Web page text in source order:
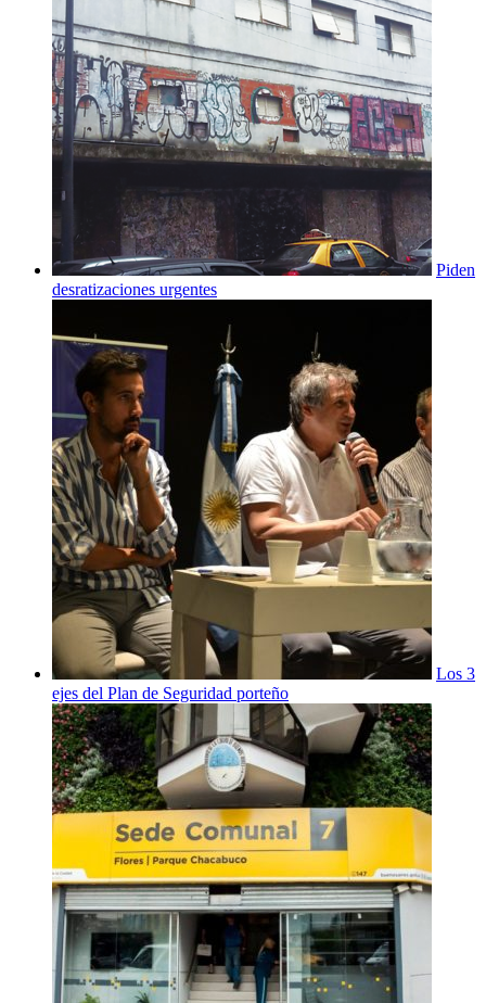
Piden
desratizaciones urgentes
Los 3
ejes del Plan de Seguridad porteño